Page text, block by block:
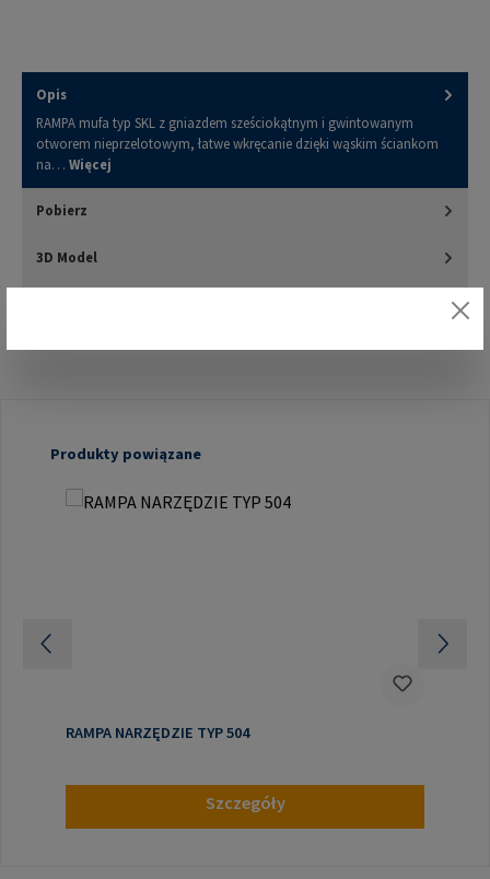
Opis
RAMPA mufa typ SKL z gniazdem sześciokątnym i gwintowanym
otworem nieprzelotowym, łatwe wkręcanie dzięki wąskim ściankom
na… Więcej
Pobierz
3D Model
Pomiń galerię produktów
Produkty powiązane
RAMPA NARZĘDZIE TYP 504
Szczegóły